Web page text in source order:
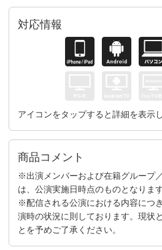
対応情報
アイコンをタップすると詳細を表示し
商品コメント
※出演メンバーおよび在籍グループ
は、公演実施日時点のものとなります
※配信される公演における内容につ
演時の状況に則しております。現状
とを予めご了承ください。